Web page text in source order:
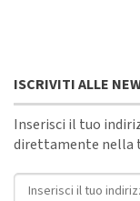
ISCRIVITI ALLE
Inserisci il tuo
direttamente nella
Indirizzo email